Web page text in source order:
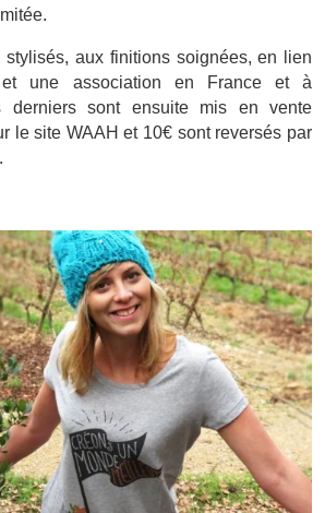
stylisés, aux finitions soignées, en lien
une association en France et à
derniers sont ensuite mis en vente
le site WAAH et 10€ sont reversés par